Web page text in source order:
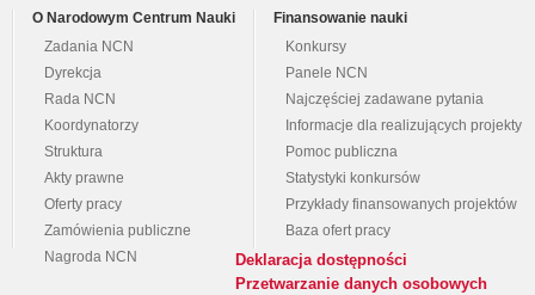
O Narodowym Centrum Nauki
Zadania NCN
Dyrekcja
Rada NCN
Koordynatorzy
Struktura
Akty prawne
Oferty pracy
Zamówienia publiczne
Nagroda NCN
Finansowanie nauki
Konkursy
Panele NCN
Najczęściej zadawane pytania
Informacje dla realizujących projekty
Pomoc publiczna
Statystyki konkursów
Przykłady finansowanych projektów
Baza ofert pracy
Deklaracja dostępności
Przetwarzanie danych osobowych